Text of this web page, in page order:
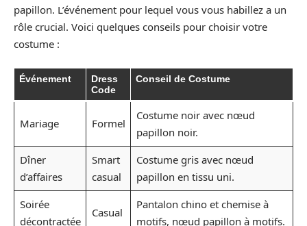
papillon. L’événement pour lequel vous vous habillez a un
rôle crucial. Voici quelques conseils pour choisir votre
costume :
Événement
Dress
Code
Conseil de Costume
Mariage Formel
Costume noir avec nœud
papillon noir.
Dîner
d’affaires
Smart
casual
Costume gris avec nœud
papillon en tissu uni.
Soirée
décontractée
Casual
Pantalon chino et chemise à
motifs, nœud papillon à motifs.